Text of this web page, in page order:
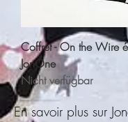
Coffret - On the Wire
JonOne
Nicht verfügbar
En savoir plus sur